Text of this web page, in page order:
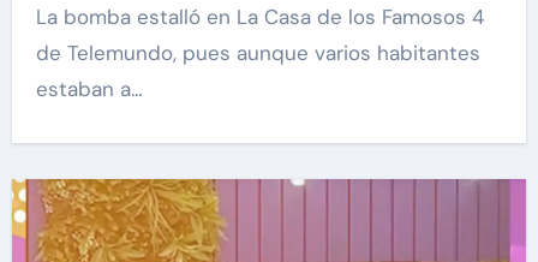
La bomba estalló en La Casa de los Famosos 4
de Telemundo, pues aunque varios habitantes
estaban a…